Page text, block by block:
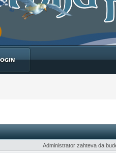
Administrator zahteva da